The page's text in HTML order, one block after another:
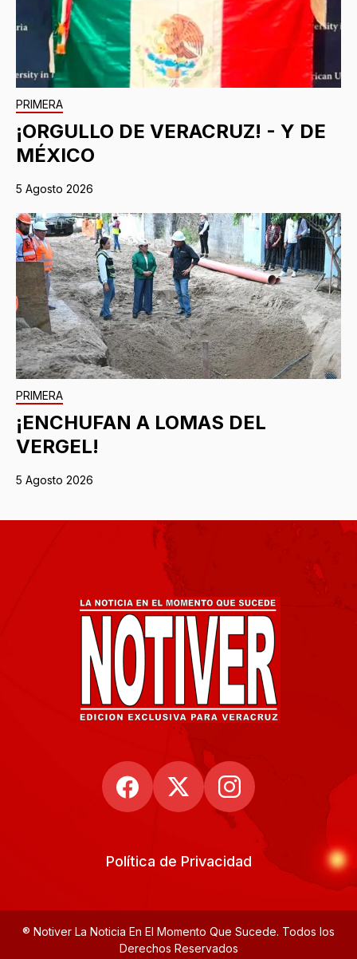
PRIMERA
¡ORGULLO DE VERACRUZ! - Y DE
MÉXICO
5 Agosto 2026
PRIMERA
¡ENCHUFAN A LOMAS DEL
VERGEL!
5 Agosto 2026
Política de Privacidad
® Notiver La Noticia En El Momento Que Sucede. Todos los
Derechos Reservados